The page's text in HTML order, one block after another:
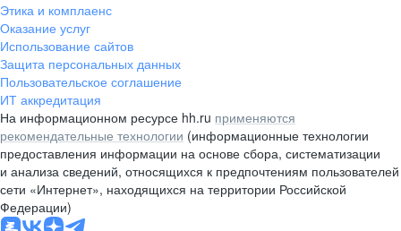
Этика и комплаенс
Оказание услуг
Использование сайтов
Защита персональных данных
Пользовательское соглашение
ИТ аккредитация
На информационном ресурсе hh.ru применяются
рекомендательные технологии (информационные технологии
предоставления информации на основе сбора, систематизации
и анализа сведений, относящихся к предпочтениям пользователей
сети «Интернет», находящихся на территории Российской
Федерации)